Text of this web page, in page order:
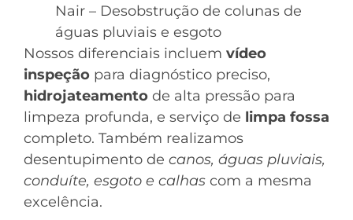
Nair – Desobstrução de colunas de
águas pluviais e esgoto
Nossos diferenciais incluem vídeo
inspeção para diagnóstico preciso,
hidrojateamento de alta pressão para
limpeza profunda, e serviço de limpa fossa
completo. Também realizamos
desentupimento de canos, águas pluviais,
conduíte, esgoto e calhas com a mesma
excelência.